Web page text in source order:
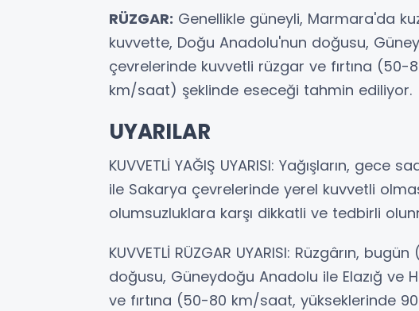
RÜZGAR: Genellikle güneyli, Marmara'da
kuvvette, Doğu Anadolu'nun doğusu,
çevrelerinde kuvvetli rüzgar ve fırtına
km/saat) şeklinde eseceği tahmin ediliyor.
UYARILAR
KUVVETLİ YAĞIŞ UYARISI: Yağışların,
ile Sakarya çevrelerinde yerel kuvvetli
olumsuzluklara karşı dikkatli ve tedbirli
KUVVETLİ RÜZGAR UYARISI: Rüzgârın,
doğusu, Güneydoğu Anadolu ile Elazığ ve
ve fırtına (50-80 km/saat, yükseklerinde